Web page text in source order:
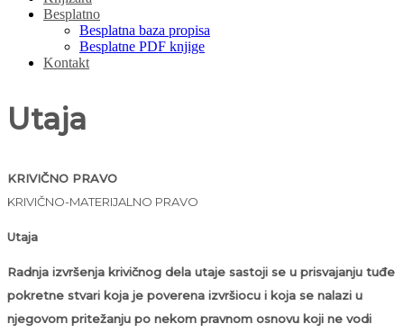
Besplatno
Besplatna baza propisa
Besplatne PDF knjige
Kontakt
Utaja
KRIVIČNO PRAVO
KRIVIČNO-MATERIJALNO PRAVO
Utaja
Radnja izvršenja krivičnog dela utaje sastoji se u prisvajanju tuđe
pokretne stvari koja je poverena izvršiocu i koja se nalazi u
njegovom pritežanju po nekom pravnom osnovu koji ne vodi